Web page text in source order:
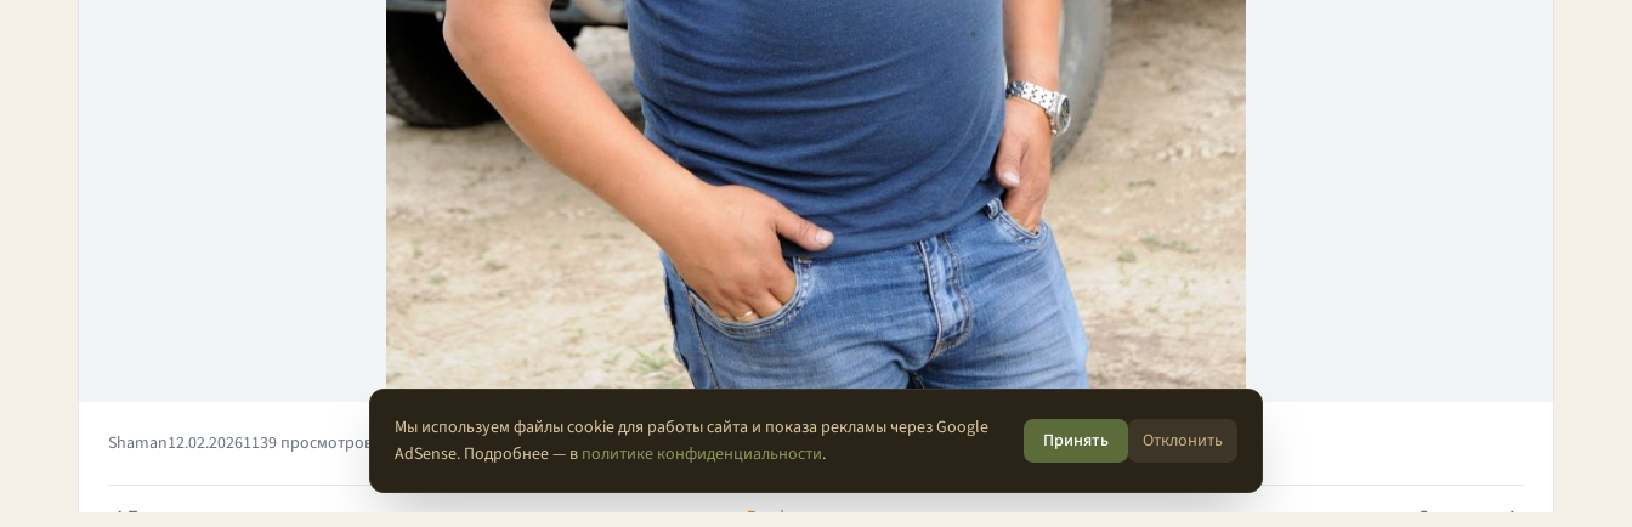
Shaman12.02.20261139 просмотров Альбом: Встреча клуба 12 июля 2018
Предыдущее Все фото категории Следующее
Мы используем файлы cookie для работы сайта и показа рекламы через Google
AdSense. Подробнее — в политике конфиденциальности.
Принять Отклонить